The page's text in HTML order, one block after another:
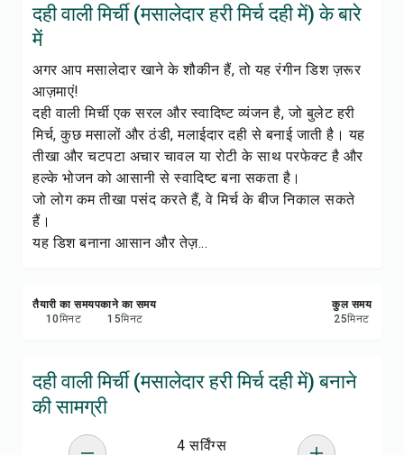
शेयर करें
दही वाली मिर्ची (मसालेदार हरी मिर्च दही में) के बारे
में
अगर आप मसालेदार खाने के शौकीन हैं, तो यह रंगीन डिश ज़रूर
आज़माएं!
दही वाली मिर्ची एक सरल और स्वादिष्ट व्यंजन है, जो बुलेट हरी
मिर्च, कुछ मसालों और ठंडी, मलाईदार दही से बनाई जाती है। यह
तीखा और चटपटा अचार चावल या रोटी के साथ परफेक्ट है और
हल्के भोजन को आसानी से स्वादिष्ट बना सकता है।
जो लोग कम तीखा पसंद करते हैं, वे मिर्च के बीज निकाल सकते
हैं।
यह डिश बनाना आसान और तेज़...
तैयारी का समय
10मिनट
पकाने का समय
15मिनट
कुल समय
25मिनट
दही वाली मिर्ची (मसालेदार हरी मिर्च दही में) बनाने
की सामग्री
4 सर्विंग्स